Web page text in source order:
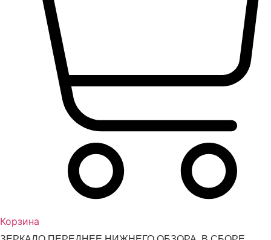
Корзина